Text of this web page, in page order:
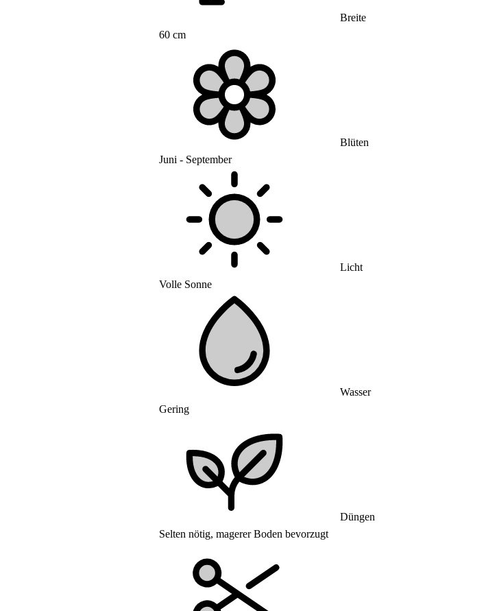
Breite
60 cm
Blüten
Juni - September
Licht
Volle Sonne
Wasser
Gering
Düngen
Selten nötig, magerer Boden bevorzugt